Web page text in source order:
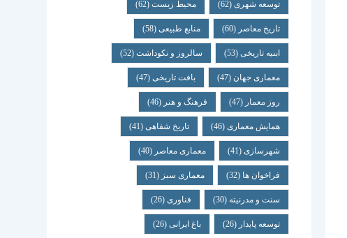
توسعه شهری(62) محیط زیست(62)
تاریخ معاصر (60) منابع طبیعی(58)
ابنیه تاریخی(53) سالروز و نکوداشت(52)
معماری جهان (47) بافت تاریخی(47)
روز معمار (47) فرهنگ و هنر (46)
همایش معماری(46) تاریخ شفاهی(41)
شهرسازی(41) معماری معاصر (40)
فراخوان ها (32) معماری سبز (31)
سنت و مدرنیته (30) فناوری(26)
توسعه پایدار (26) باغ ایرانی(26)